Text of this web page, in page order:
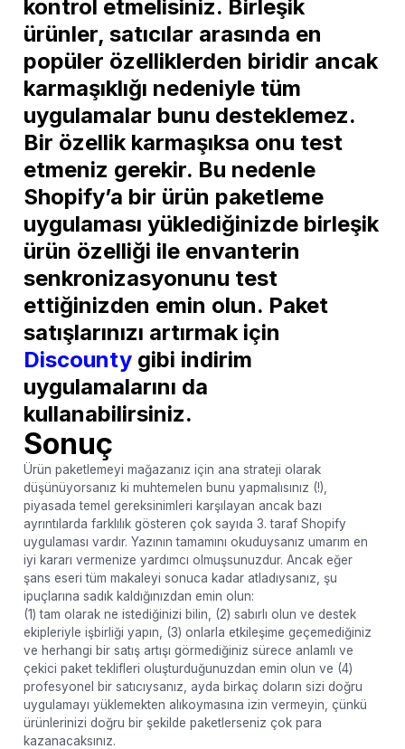
kontrol etmelisiniz. Birleşik
ürünler, satıcılar arasında en
popüler özelliklerden biridir ancak
karmaşıklığı nedeniyle tüm
uygulamalar bunu desteklemez.
Bir özellik karmaşıksa onu test
etmeniz gerekir. Bu nedenle
Shopify’a bir ürün paketleme
uygulaması yüklediğinizde birleşik
ürün özelliği ile envanterin
senkronizasyonunu test
ettiğinizden emin olun. Paket
satışlarınızı artırmak için
Discountygibi indirim
uygulamalarını da
kullanabilirsiniz.
Sonuç
Ürün paketlemeyi mağazanız için ana strateji olarak
düşünüyorsanız ki muhtemelen bunu yapmalısınız (!),
piyasada temel gereksinimleri karşılayan ancak bazı
ayrıntılarda farklılık gösteren çok sayıda 3. taraf Shopify
uygulaması vardır. Yazının tamamını okuduysanız umarım en
iyi kararı vermenize yardımcı olmuşsunuzdur. Ancak eğer
şans eseri tüm makaleyi sonuca kadar atladıysanız, şu
ipuçlarına sadık kaldığınızdan emin olun:
(1) tam olarak ne istediğinizi bilin, (2) sabırlı olun ve destek
ekipleriyle işbirliği yapın, (3) onlarla etkileşime geçemediğiniz
ve herhangi bir satış artışı görmediğiniz sürece anlamlı ve
çekici paket teklifleri oluşturduğunuzdan emin olun ve (4)
profesyonel bir satıcıysanız, ayda birkaç doların sizi doğru
uygulamayı yüklemekten alıkoymasına izin vermeyin, çünkü
ürünlerinizi doğru bir şekilde paketlerseniz çok para
kazanacaksınız.